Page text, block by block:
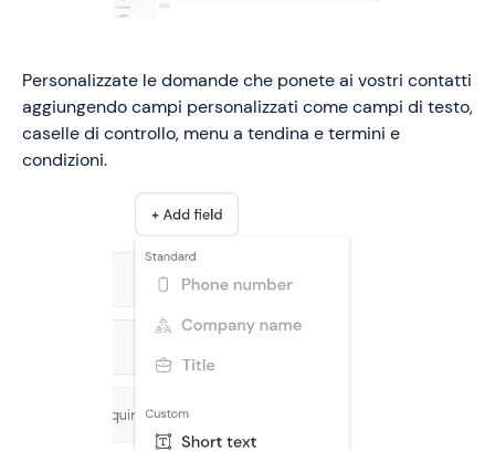
Personalizzate le domande che ponete ai vostri contatti
aggiungendo campi personalizzati come campi di testo,
caselle di controllo, menu a tendina e termini e
condizioni.